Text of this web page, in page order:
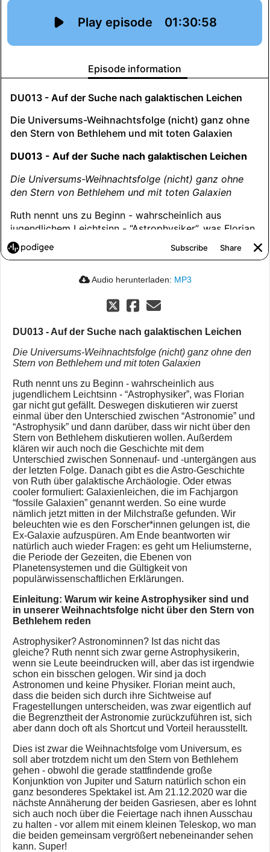
Audio herunterladen: MP3
DU013 - Auf der Suche nach galaktischen Leichen
Die Universums-Weihnachtsfolge (nicht) ganz ohne den
Stern von Bethlehem und mit toten Galaxien
Ruth nennt uns zu Beginn - wahrscheinlich aus
jugendlichem Leichtsinn - “Astrophysiker”, was Florian
gar nicht gut gefällt. Deswegen diskutieren wir zuerst
einmal über den Unterschied zwischen “Astronomie” und
“Astrophysik” und dann darüber, dass wir nicht über den
Stern von Bethlehem diskutieren wollen. Außerdem
klären wir auch noch die Geschichte mit dem
Unterschied zwischen Sonnenauf- und -untergängen aus
der letzten Folge. Danach gibt es die Astro-Geschichte
von Ruth über galaktische Archäologie. Oder etwas
cooler formuliert: Galaxienleichen, die im Fachjargon
“fossile Galaxien” genannt werden. So eine wurde
nämlich jetzt mitten in der Milchstraße gefunden. Wir
beleuchten wie es den Forscher*innen gelungen ist, die
Ex-Galaxie aufzuspüren. Am Ende beantworten wir
natürlich auch wieder Fragen: es geht um Heliumsterne,
die Periode der Gezeiten, die Ebenen von
Planetensystemen und die Gültigkeit von
populärwissenschaftlichen Erklärungen.
Einleitung: Warum wir keine Astrophysiker sind und
in unserer Weihnachtsfolge nicht über den Stern von
Bethlehem reden
Astrophysiker? Astronominnen? Ist das nicht das
gleiche? Ruth nennt sich zwar gerne Astrophysikerin,
wenn sie Leute beeindrucken will, aber das ist irgendwie
schon ein bisschen gelogen. Wir sind ja doch
Astronomen und keine Physiker. Florian meint auch,
dass die beiden sich durch ihre Sichtweise auf
Fragestellungen unterscheiden, was zwar eigentlich auf
die Begrenztheit der Astronomie zurückzuführen ist, sich
aber dann doch oft als Shortcut und Vorteil herausstellt.
Dies ist zwar die Weihnachtsfolge vom Universum, es
soll aber trotzdem nicht um den Stern von Bethlehem
gehen - obwohl die gerade stattfindende große
Konjunktion von Jupiter und Saturn natürlich schon ein
ganz besonderes Spektakel ist. Am 21.12.2020 war die
nächste Annäherung der beiden Gasriesen, aber es lohnt
sich auch noch über die Feiertage nach ihnen Ausschau
zu halten - vor allem mit einem kleinen Teleskop, wo man
die beiden gemeinsam vergrößert nebeneinander sehen
kann. Super!